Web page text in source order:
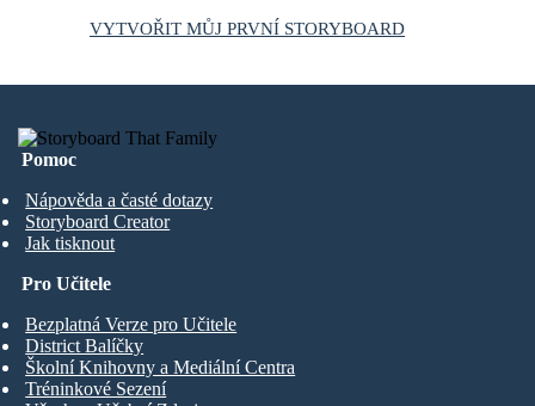
VYTVOŘIT MŮJ PRVNÍ STORYBOARD
Pomoc
Nápověda a časté dotazy
Storyboard Creator
Jak tisknout
Pro Učitele
Bezplatná Verze pro Učitele
District Balíčky
Školní Knihovny a Mediální Centra
Tréninkové Sezení